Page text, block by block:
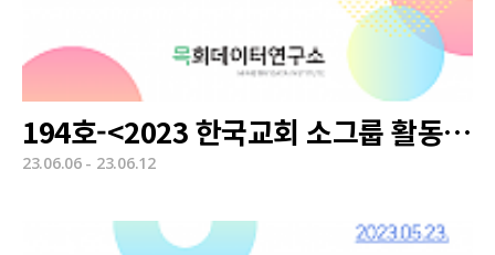
194호-<2023 한국교회 소그룹 활동 실태 조사 결과 발표>
23.06.06 - 23.06.12